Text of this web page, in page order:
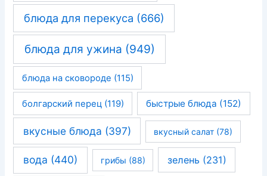
блюда для перекуса (666)
блюда для ужина (949)
блюда на сковороде (115)
болгарский перец(119) быстрые блюда (152)
вкусные блюда (397) вкусный салат (78)
вода (440) грибы (88) зелень (231)